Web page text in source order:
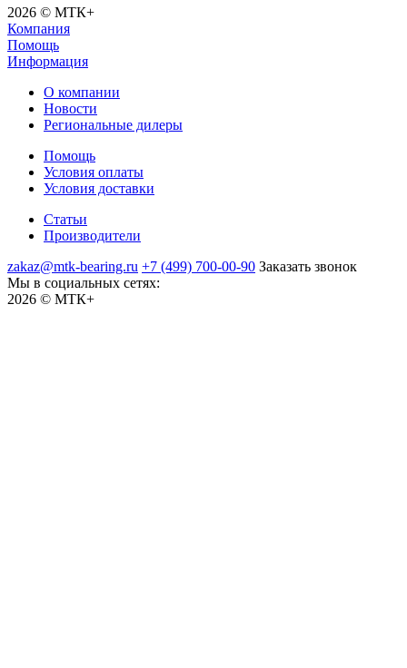
2026 © МТК+
Компания
Помощь
Информация
О компании
Новости
Региональные дилеры
Помощь
Условия оплаты
Условия доставки
Статьи
Производители
zakaz@mtk-bearing.ru +7 (499) 700-00-90 Заказать звонок
Мы в социальных сетях:
2026 © МТК+